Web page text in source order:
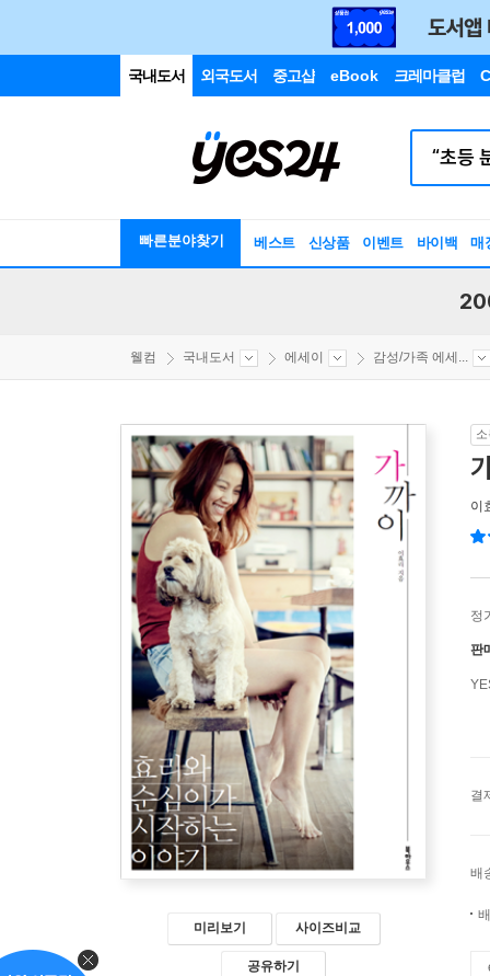
국내도서 외국도서 중고샵 eBook 크레마클럽
빠른분야찾기 베스트 신상품 이벤트 바이백 매
웰컴 국내도서 에세이 감성/가족 에세...
미리보기 사이즈비교
공유하기
이
정
판
결
배